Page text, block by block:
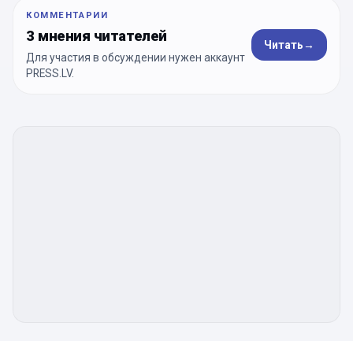
КОММЕНТАРИИ
3 мнения читателей
Для участия в обсуждении нужен аккаунт
PRESS.LV.
Читать→